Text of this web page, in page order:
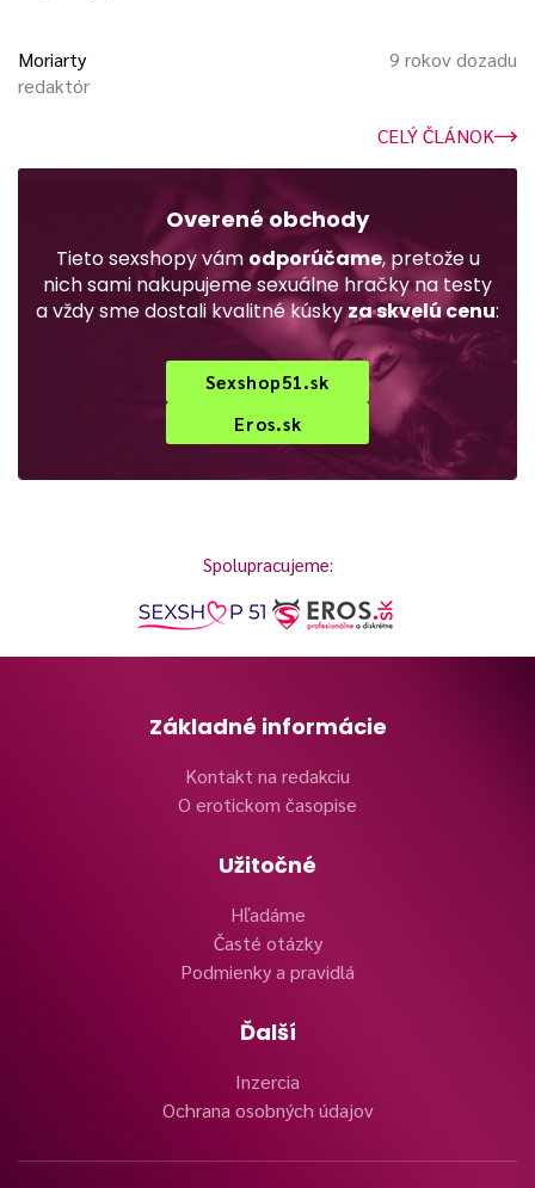
Moriarty
redaktór
9 rokov dozadu
CELÝ ČLÁNOK
Overené obchody
Tieto sexshopy vám odporúčame, pretože u
nich sami nakupujeme sexuálne hračky na testy
a vždy sme dostali kvalitné kúskyza skvelú cenu:
Sexshop51.sk
Eros.sk
Spolupracujeme:
Základné informácie
Kontakt na redakciu
O erotickom časopise
Užitočné
Hľadáme
Časté otázky
Podmienky a pravidlá
Ďalší
Inzercia
Ochrana osobných údajov